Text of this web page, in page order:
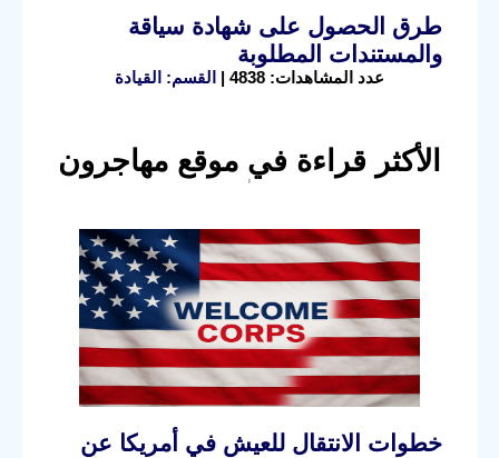
طرق الحصول على شهادة سياقة
والمستندات المطلوبة
عدد المشاهدات: 4838 | القسم: القيادة
الأكثر قراءة في موقع مهاجرون
خطوات الانتقال للعيش في أمريكا عن